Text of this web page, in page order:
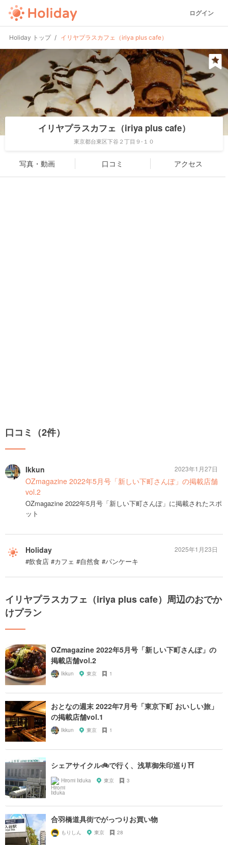
ログイン
Holiday トップ イリヤプラスカフェ（iriya plus cafe）
イリヤプラスカフェ（iriya plus cafe）
東京都台東区下谷２丁目９-１０
写真・動画 口コミ アクセス
口コミ（2件）
Ikkun
OZmagazine 2022年5月号「新しい下町さんぽ」の掲載店舗
vol.2
OZmagazine 2022年5月号「新しい下町さんぽ」に掲載されたスポ
ット
2023年1月27日
Holiday
#飲食店 #カフェ #自然食 #パンケーキ
2025年1月23日
イリヤプラスカフェ（iriya plus cafe）周辺のおでか
けプラン
OZmagazine 2022年5月号「新しい下町さんぽ」の
掲載店舗vol.2
Ikkun 東京 1
おとなの週末 2022年7月号「東京下町 おいしい旅」
の掲載店舗vol.1
Ikkun 東京 1
シェアサイクル🚲で行く、浅草御朱印巡り⛩
Hiromi Iiduka 東京 3
合羽橋道具街でがっつりお買い物
もりしん 東京 28